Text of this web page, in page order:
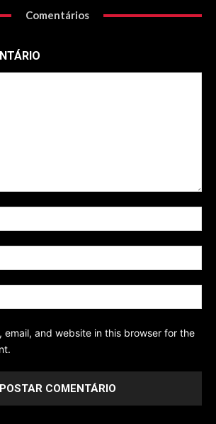
Comentários
email, and website in this browser for the